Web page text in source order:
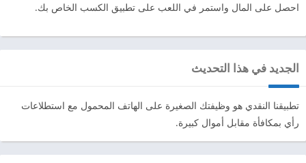
احصل على المال واستمر في اللعب على تطبيق الكسب الخاص بك.
الجديد في هذا التحديث
تطبيقنا النقدي هو وظيفتك الصغيرة على الهاتف المحمول مع استطلاعات
رأي بمكافأة مقابل أموال كبيرة.